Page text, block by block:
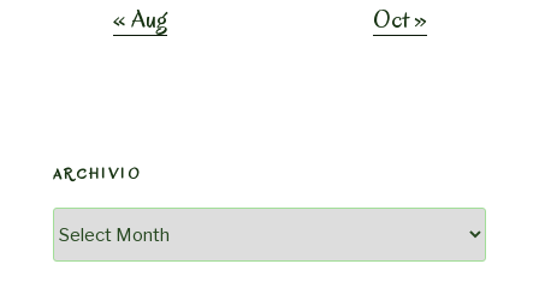
« Aug
Oct »
ARCHIVIO
Archivio